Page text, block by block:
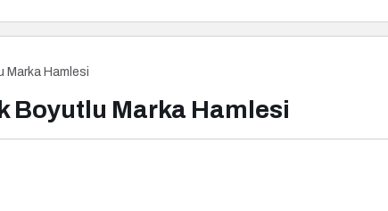
Marka Hamlesi
Boyutlu Marka Hamlesi